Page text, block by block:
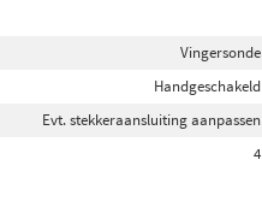
Vingersonde
Handgeschakeld
Evt. stekkeraansluiting aanpassen
4